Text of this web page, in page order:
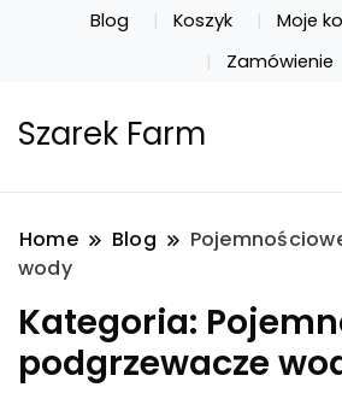
Blog Koszyk Moje
Zamówienie
Szarek Farm
Home Blog
wody
Kategoria:
podgrzewacze